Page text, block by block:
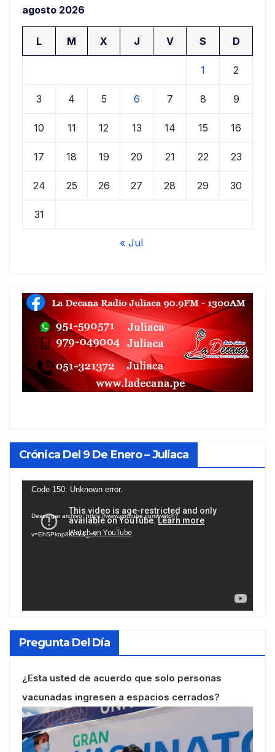
agosto 2026
L M X J V S D
1 2
3 4 5 6 7 8 9
10 11 12 13 14 15 16
17 18 19 20 21 22 23
24 25 26 27 28 29 30
31
« Jul
Crónica Del 9 De Enero – Juliaca
Reproductor
vídeo
Code 150: Unknown error.
Descargar archivo: https://www.youtube.com/watch?
v=EhSPkop8KPY&_=1
Pregunta Del Día
¿Esta usted de acuerdo que solo personas
vacunadas ingresen a espacios cerrados?